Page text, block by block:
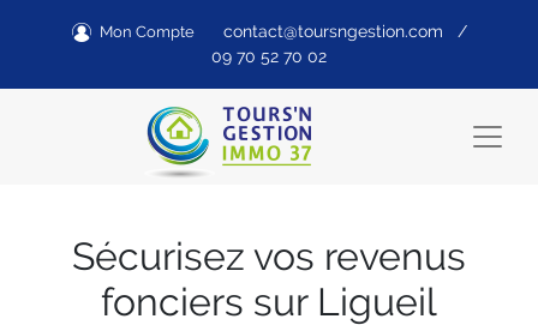
Mon Compte contact@toursngestion.com /
09 70 52 70 02
Sécurisez vos revenus
fonciers sur Ligueil